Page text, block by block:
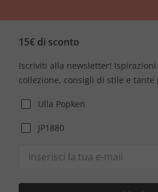
15€ di sconto
Iscriviti alla newsletter!
collezione, consigli di stile e tante
Ulla Popken
JP1880